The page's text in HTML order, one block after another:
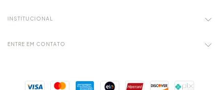
INSTITUCIONAL
ENTRE EM CONTATO